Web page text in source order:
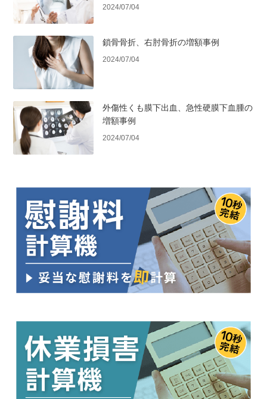
2024/07/04
鎖骨骨折、右肘骨折の増額事例
2024/07/04
外傷性くも膜下出血、急性硬膜下血腫の
増額事例
2024/07/04